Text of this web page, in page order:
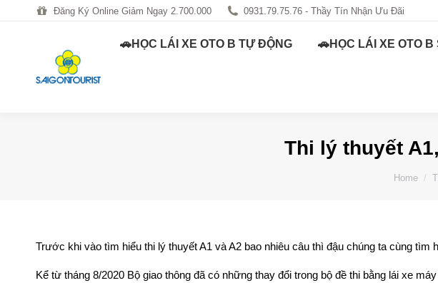
Đăng Ký Online Giảm Ngay 2.700.000 0931.79.75.76 - Thầy Tín Nhận Ưu Đãi
🚗HỌC LÁI XE OTO B TỰ ĐỘNG 🚗HỌC LÁI XE OTO B
Thi lý thuyết
You are
Home
Trước khi vào tìm hiểu thi lý thuyết A1 và A2 bao nhiêu câu thì đậu chúng ta cùng tìm
Kể từ tháng 8/2020 Bộ giao thông đã có những thay đổi trong bộ đề thi bằng lái xe
Đăng Ký Online Giảm Ngay 2.700.000 0931.79.75.76 - Thầy Tín Nhận Ưu Đãi
🚗HỌC LÁI XE OTO B TỰ ĐỘNG